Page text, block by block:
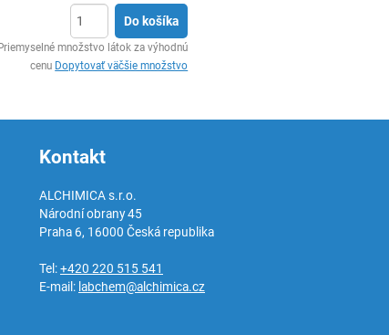
Do košíka
Priemyselné množstvo látok za výhodnú
cenu Dopytovať väčšie množstvo
Kontakt
ALCHIMICA s.r.o.
Národní obrany 45
Praha 6, 16000 Česká republika
Tel:+420 220 515 541
E-mail: labchem@alchimica.cz